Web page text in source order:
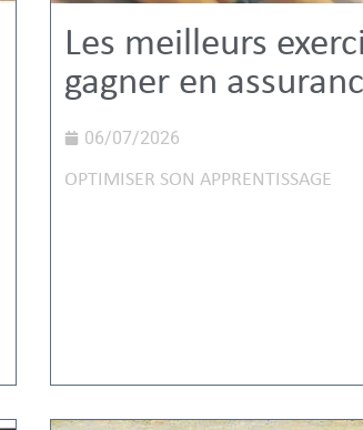
Les meilleurs
gagner en
06/07/2026
OPTIMISER SON APPRENTISSAGE